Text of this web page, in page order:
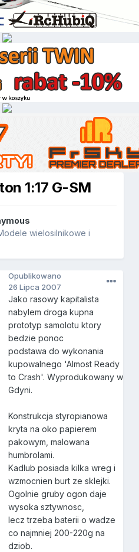
1:17 G-SM
wielosilnikowe i
Opublikowano
26 Lipca 2007
Jako rasowy kapitalista
nabylem droga kupna
prototyp samolotu ktory
bedzie ponoc
podstawa do wykonania
kupowalnego 'Almost Ready
to Crash'. Wyprodukowany w
Gdyni.
Konstrukcja styropianowa
kryta na oko papierem
pakowym, malowana
humbrolami.
Kadlub posiada kilka wreg i
wzmocnien burt ze sklejki.
Ogolnie gruby ogon daje
wysoka sztywnosc,
lecz trzeba baterii o wadze
co najmniej 200-220g na
dziob.